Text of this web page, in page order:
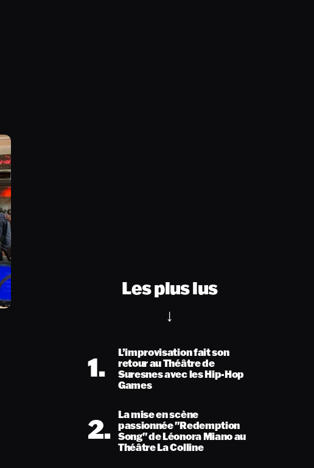
Les plus lus
1.
L’improvisation fait son
retour au Théâtre de
Suresnes avec les Hip-Hop
Games
2. La mise en scène
passionnée "Redemption
Song" de Léonora Miano au
Théâtre La Colline